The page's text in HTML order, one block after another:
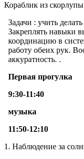
Кораблик из
Задачи : учить
Закреплять навыки
координацию в
работу обеих рук.
аккуратность. .
Первая прогулка
9:30-11:40
музыка
11:50-12:10
1. Наблюдение за